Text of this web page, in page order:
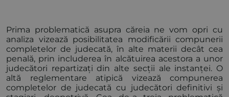
Prima problematică asupra căreia ne vom opri cu
analiza vizează posibilitatea modificării compunerii
completelor de judecată, în alte materii decât cea
penală, prin includerea în alcătuirea acestora a unor
judecători repartizați din alte secții ale instanței. O
altă reglementare atipică vizează compunerea
completelor de judecată cu judecători definitivi și